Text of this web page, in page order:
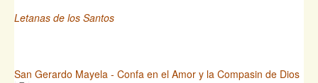
Letanas de los Santos
San Gerardo Mayela - Confa en el Amor y la Compasin de Dios